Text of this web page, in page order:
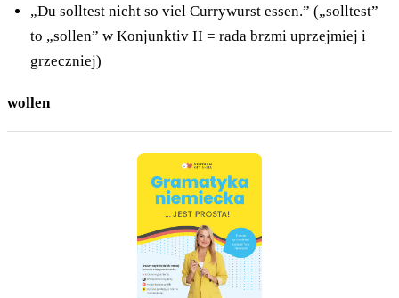
„Du solltest nicht so viel Currywurst essen.” („solltest”
to „sollen” w Konjunktiv II = rada brzmi uprzejmiej i
grzeczniej)
wollen